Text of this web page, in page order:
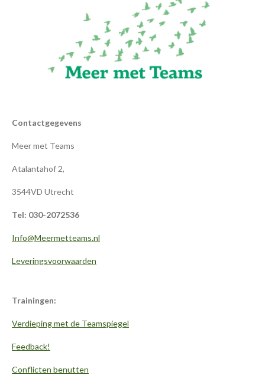
Contactgegevens
Meer met Teams
Atalantahof 2,
3544VD Utrecht
Tel: 030-2072536
Info@Meermetteams.nl
Leveringsvoorwaarden
Trainingen:
Verdieping met de Teamspiegel
Feedback!
Conflicten benutten